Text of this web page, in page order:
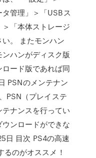
タ管理」＞「USBス
「本体ストレージ
。 またモンハン
ハンがディスク版
ード版であれば同
PSNのメンテナン
PSN（プレイステ
ナンスを行ってい
ンロードができな
日 目次 PS4の高速
のがオススメ！